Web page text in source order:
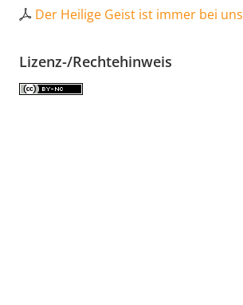
Der Heilige Geist ist immer bei uns
Lizenz-/Rechtehinweis